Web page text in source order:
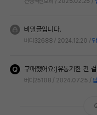
비밀글입니다.
버디32688 2024.12.20
구매했어요:)유통기한 긴
버디25108 2024.07.25